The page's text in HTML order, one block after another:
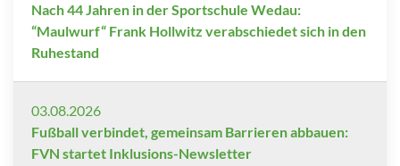
Nach 44 Jahren in der Sportschule Wedau:
“Maulwurf“ Frank Hollwitz verabschiedet sich in den
Ruhestand
03.08.2026
Fußball verbindet, gemeinsam Barrieren abbauen:
FVN startet Inklusions-Newsletter